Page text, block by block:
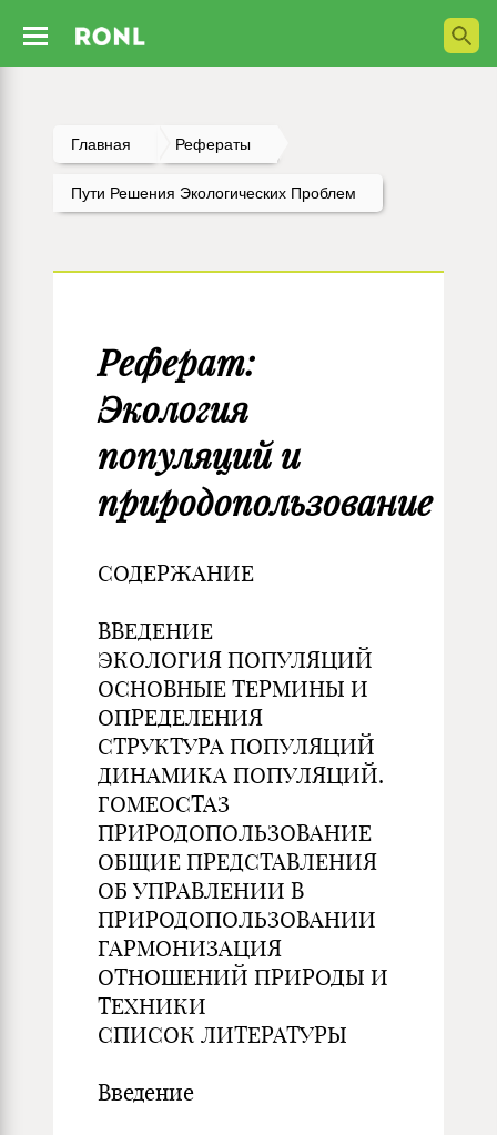
Главная Рефераты
Пути Решения Экологических Проблем
Реферат:
Экология
популяций и
природопользование
СОДЕРЖАНИЕ
ВВЕДЕНИЕ
ЭКОЛОГИЯ ПОПУЛЯЦИЙ
ОСНОВНЫЕ ТЕРМИНЫ И
ОПРЕДЕЛЕНИЯ
СТРУКТУРА ПОПУЛЯЦИЙ
ДИНАМИКА ПОПУЛЯЦИЙ.
ГОМЕОСТАЗ
ПРИРОДОПОЛЬЗОВАНИЕ
ОБЩИЕ ПРЕДСТАВЛЕНИЯ
ОБ УПРАВЛЕНИИ В
ПРИРОДОПОЛЬЗОВАНИИ
ГАРМОНИЗАЦИЯ
ОТНОШЕНИЙ ПРИРОДЫ И
ТЕХНИКИ
СПИСОК ЛИТЕРАТУРЫ
Введение